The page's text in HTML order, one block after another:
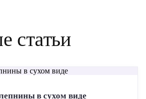
статьи
в сухом виде